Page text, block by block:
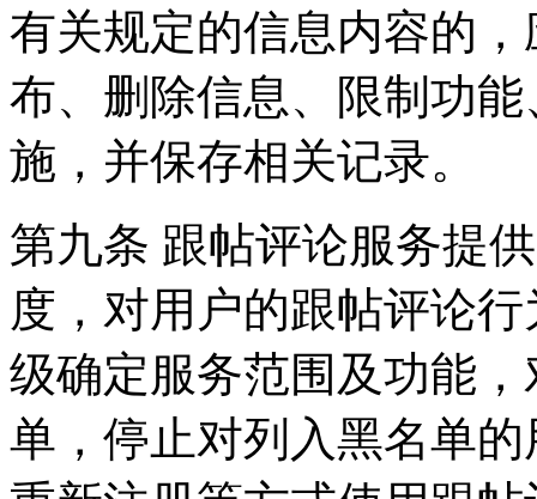
有关规定的信息内容的
布、删除信息、限制功
施，并保存相关记录。
第九条 跟帖评论服务提
度，对用户的跟帖评论
级确定服务范围及功能
单，停止对列入黑名单